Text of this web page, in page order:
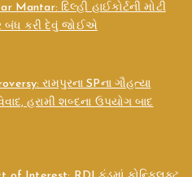
Mantar: દિલ્હી હાઈકોર્ટની મોટી
બંધ કરી દેવું જોઈએ
રામપુરના SPના ગૌહત્યા
હરામી શબ્દના ઉપયોગ બાદ